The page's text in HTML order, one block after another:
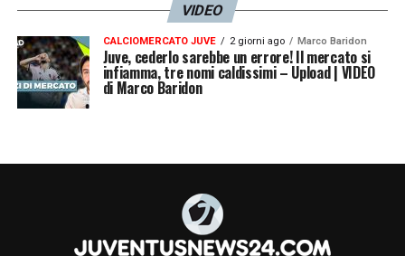
VIDEO
CALCIOMERCATO JUVE 2 giorni ago Marco Baridon
Juve, cederlo sarebbe un errore! Il mercato si
infiamma, tre nomi caldissimi – Upload | VIDEO
di Marco Baridon